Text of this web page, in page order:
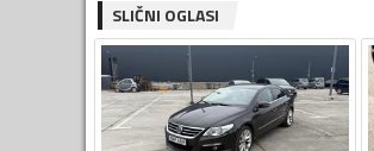
SLIČNI OGLASI